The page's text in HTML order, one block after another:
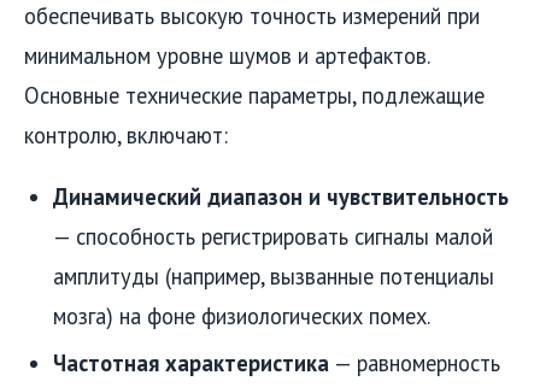
обеспечивать высокую точность измерений при
минимальном уровне шумов и артефактов.
Основные технические параметры, подлежащие
контролю, включают:
Динамический диапазон и чувствительность
— способность регистрировать сигналы малой
амплитуды (например, вызванные потенциалы
мозга) на фоне физиологических помех.
Частотная характеристика — равномерность